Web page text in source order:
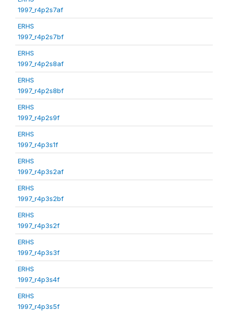
1997_r4p2s7af
ERHS
1997_r4p2s7bf
ERHS
1997_r4p2s8af
ERHS
1997_r4p2s8bf
ERHS
1997_r4p2s9f
ERHS
1997_r4p3s1f
ERHS
1997_r4p3s2af
ERHS
1997_r4p3s2bf
ERHS
1997_r4p3s2f
ERHS
1997_r4p3s3f
ERHS
1997_r4p3s4f
ERHS
1997_r4p3s5f